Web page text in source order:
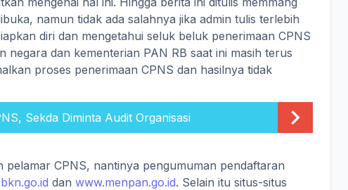
namun tidak ada salahnya jika admin tulis terlebih
diri dan mengetahui seluk beluk penerimaan CPNS
negara dan kementerian PAN RB saat ini masih terus
proses penerimaan CPNS dan hasilnya tidak
Sekda Diminta Audit Organisasi
pelamar CPNS, nantinya pengumuman pendaftaran
dan www.menpan.go.id. Selain itu situs-situs